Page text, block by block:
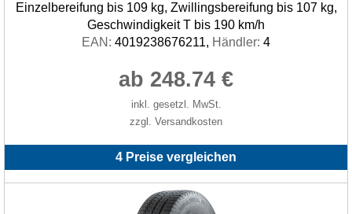
Einzelbereifung bis 109 kg, Zwillingsbereifung bis 107 kg,
Geschwindigkeit T bis 190 km/h
EAN: 4019238676211, Händler: 4
ab 248.74 €
inkl. gesetzl. MwSt.
zzgl. Versandkosten
4 Preise vergleichen